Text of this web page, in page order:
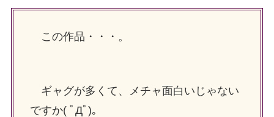
この作品・・・。
ギャグが多くて、メチャ面白いじゃない
ですか( ﾟДﾟ)。